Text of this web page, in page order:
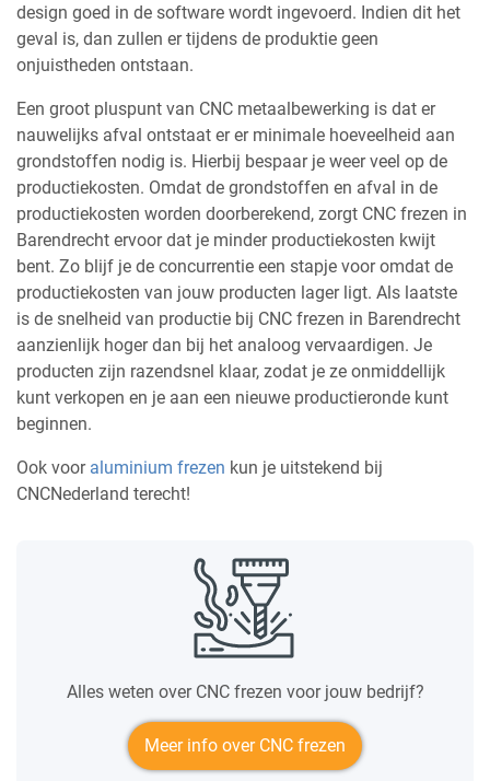
design goed in de software wordt ingevoerd. Indien dit het
geval is, dan zullen er tijdens de produktie geen
onjuistheden ontstaan.
Een groot pluspunt van CNC metaalbewerking is dat er
nauwelijks afval ontstaat er er minimale hoeveelheid aan
grondstoffen nodig is. Hierbij bespaar je weer veel op de
productiekosten. Omdat de grondstoffen en afval in de
productiekosten worden doorberekend, zorgt CNC frezen in
Barendrecht ervoor dat je minder productiekosten kwijt
bent. Zo blijf je de concurrentie een stapje voor omdat de
productiekosten van jouw producten lager ligt. Als laatste
is de snelheid van productie bij CNC frezen in Barendrecht
aanzienlijk hoger dan bij het analoog vervaardigen. Je
producten zijn razendsnel klaar, zodat je ze onmiddellijk
kunt verkopen en je aan een nieuwe productieronde kunt
beginnen.
Ook voor aluminium frezen kun je uitstekend bij
CNCNederland terecht!
Alles weten over CNC frezen voor jouw bedrijf?
Meer info over CNC frezen